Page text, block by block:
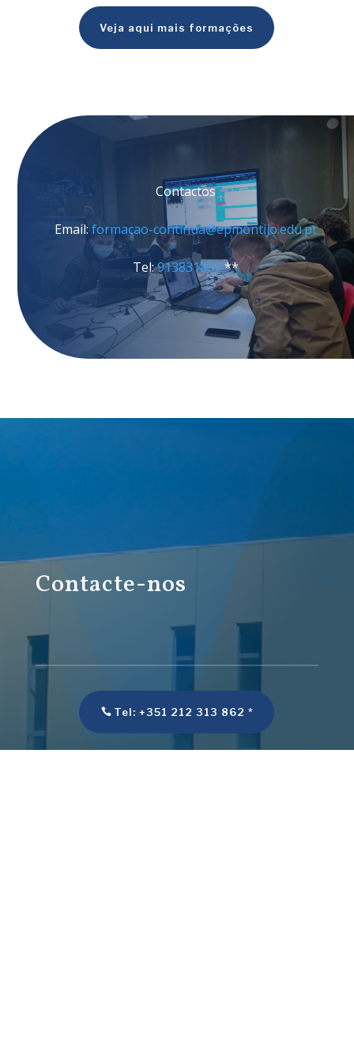
Veja aqui mais formações
Contactos
Email:formacao-continua@epmontijo.edu.pt
Tel:913831837**
Contacte-nos
Tel: +351 212 313 862 *